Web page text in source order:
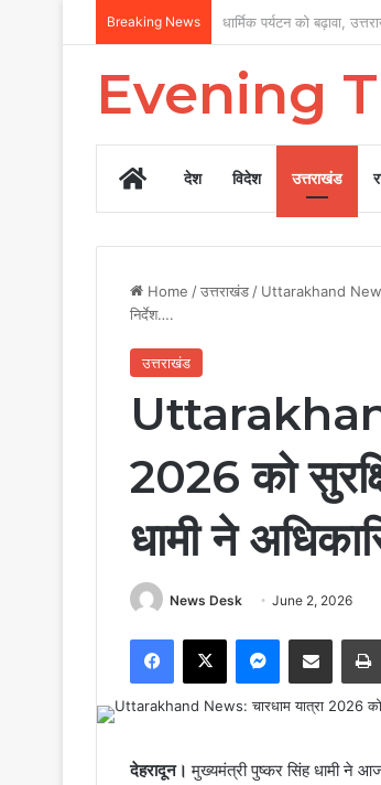
Breaking News पत्रकार कल्याण पर सरकार
Evening
Homeदेश विदेश उत्तराखंड
Home /उत्तराखंड / Uttarakhand News:
निर्देश….
उत्तराखंड
2026 को
धामी ने
News Desk June 2, 2026
Facebook
X Messenger
Share via Email
देहरादून। मुख्यमंत्री पुष्कर सिंह धामी ने